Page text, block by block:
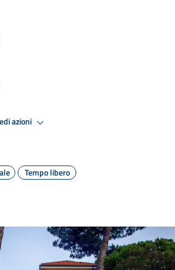
azioni
Tempo libero